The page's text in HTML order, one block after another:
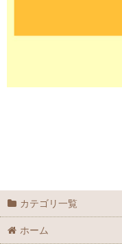
カテゴリ一覧
ホーム